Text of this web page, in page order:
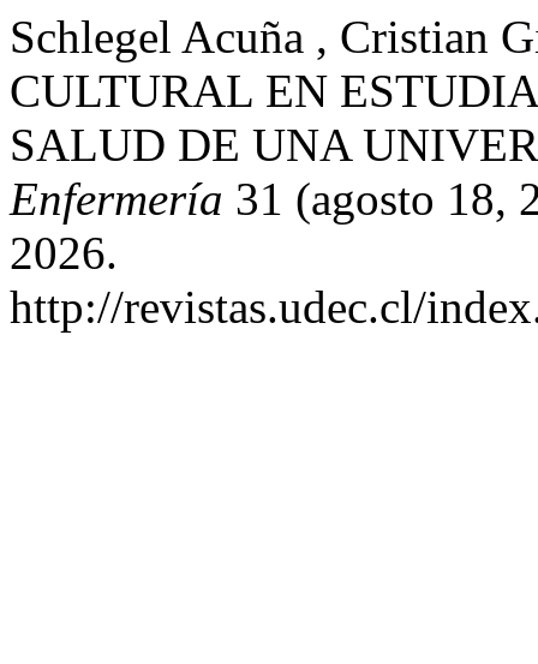
Schlegel Acuña , Cristian
CULTURAL EN
SALUD DE UNA
Enfermería 31 (agosto 18,
2026.
http://revistas.udec.cl/